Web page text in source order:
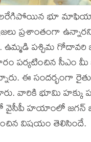
భూ మాఫియా
ప్ర‌శాంతంగా
ఉమ్మ‌డి ప‌శ్చిమ గోదావ‌రి
ప‌ర్య‌టించిన సీఎం
ఈ సంద‌ర్భంగా
వారికి భూమి హ‌క్కు
వైసీపీ హ‌యాంలో జ‌గ‌న్
విష‌యం తెలిసిందే.